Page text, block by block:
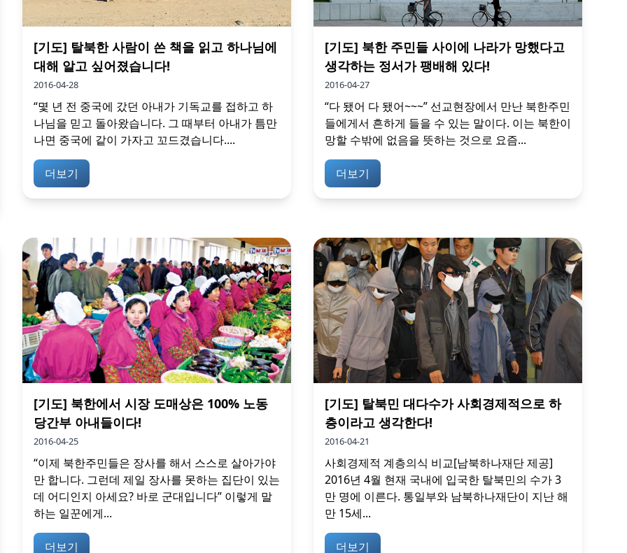
[기도] 탈북한 사람이 쓴 책을 읽고 하나님에
대해 알고 싶어졌습니다!
2016-04-28
“몇 년 전 중국에 갔던 아내가 기독교를 접하고 하
나님을 믿고 돌아왔습니다. 그 때부터 아내가 틈만
나면 중국에 같이 가자고 꼬드겼습니다....
더보기
[기도] 북한 주민들 사이에 나라가 망했다고
생각하는 정서가 팽배해 있다!
2016-04-27
“다 됐어 다 됐어~~~” 선교현장에서 만난 북한주민
들에게서 흔하게 들을 수 있는 말이다. 이는 북한이
망할 수밖에 없음을 뜻하는 것으로 요즘...
더보기
[기도] 북한에서 시장 도매상은 100% 노동
당간부 아내들이다!
2016-04-25
“이제 북한주민들은 장사를 해서 스스로 살아가야
만 합니다. 그런데 제일 장사를 못하는 집단이 있는
데 어디인지 아세요? 바로 군대입니다” 이렇게 말
하는 일꾼에게...
더보기
[기도] 탈북민 대다수가 사회경제적으로 하
층이라고 생각한다!
2016-04-21
사회경제적 계층의식 비교[남북하나재단 제공]
2016년 4월 현재 국내에 입국한 탈북민의 수가 3
만 명에 이른다. 통일부와 남북하나재단이 지난 해
만 15세...
더보기